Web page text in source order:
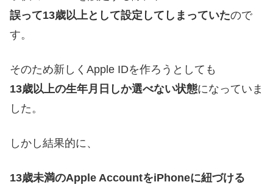
誤って13歳以上として設定してしまっていたので
す。
そのため新しくApple IDを作ろうとしても
13歳以上の生年月日しか選べない状態になっていま
した。
しかし結果的に、
13歳未満のApple AccountをiPhoneに紐づける